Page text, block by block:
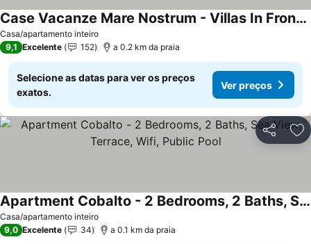
Casa/apartamento inteiro
Case Vacanze Mare Nostrum - Villas In Front Of The Beach With Pool
Ver preços
9,1 Excelente 152 a 0.2 km da praia
Selecione as datas para ver os preços
exatos.
Ver preços
Partilhar
Casa/apartamento inteiro
Apartment Cobalto - 2 Bedrooms, 2 Baths, Sea View, Terrace, Wifi, Public Pool
Ver preços
9,0 Excelente 34 a 0.1 km da praia